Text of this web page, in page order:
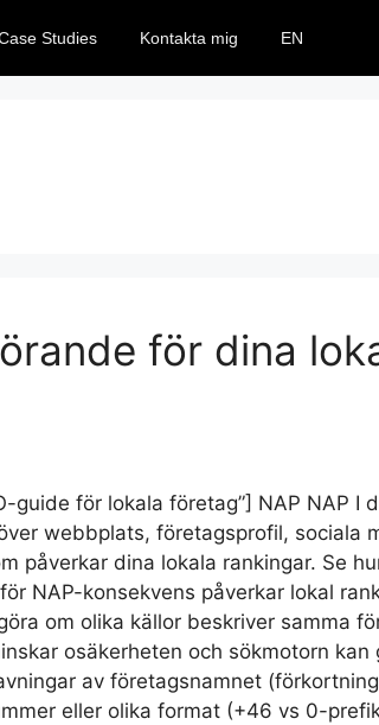
Studies Kontakta mig EN
för dina
guide för lokala företag”] NAP NAP
webbplats, företagsprofil, sociala
påverkar dina lokala rankingar. Se
NAP-konsekvens påverkar lokal
om olika källor beskriver samma
osäkerheten och sökmotorn
av företagsnamnet
eller olika format (+46 vs 0-